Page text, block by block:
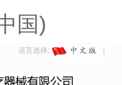
国)
语言选择: